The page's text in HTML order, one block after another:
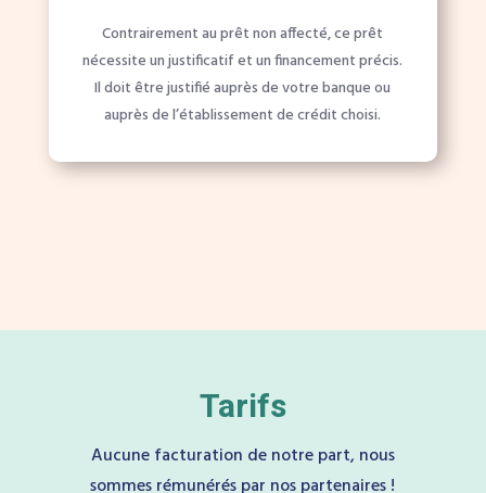
Contrairement au prêt non affecté, ce prêt
nécessite un justificatif et un financement précis.
Il doit être justifié auprès de votre banque ou
auprès de l’établissement de crédit choisi.
Tarifs
Aucune facturation de notre part, nous
sommes rémunérés par nos partenaires !